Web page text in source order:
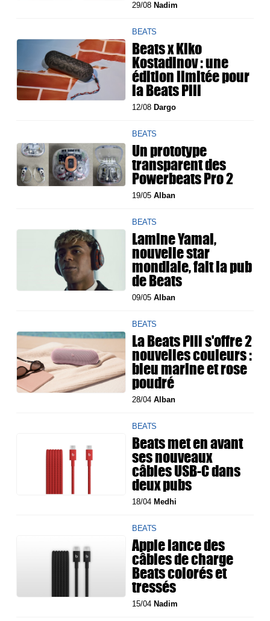
29/08 Nadim
BEATS
Beats x Kiko
Kostadinov : une
édition limitée pour
la Beats Pill
12/08 Dargo
BEATS
Un prototype
transparent des
Powerbeats Pro 2
19/05Alban
BEATS
Lamine Yamal,
nouvelle star
mondiale, fait la pub
de Beats
09/05Alban
BEATS
La Beats Pill s'offre 2
nouvelles couleurs :
bleu marine et rose
poudré
28/04Alban
BEATS
Beats met en avant
ses nouveaux
câbles USB-C dans
deux pubs
18/04 Medhi
BEATS
Apple lance des
câbles de charge
Beats colorés et
tressés
15/04 Nadim